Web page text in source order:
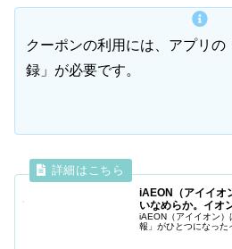
クーポンの利用には、アプリの
録」が必要です。
iAEON（アイイオ
いなめらか。イオ
iAEON（アイイオン
報」がひとつになった